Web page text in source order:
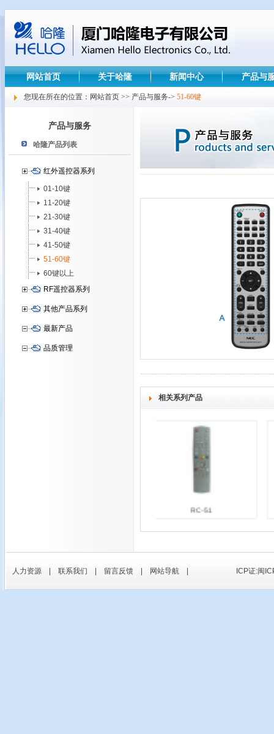
网站首页 关于哈隆 新闻中心 产品与
您现在所在的位置：网站首页 >> 产品与服务-> 51-60键
产品与服务
哈隆产品列表
红外遥控器系列
01-10键
11-20键
21-30键
31-40键
41-50键
51-60键
60键以上
RF遥控器系列
其他产品系列
最新产品
品质管理
相关系列产品
RC-51
人力资源 联系我们 留言反馈 网站导航 ICP证:闽